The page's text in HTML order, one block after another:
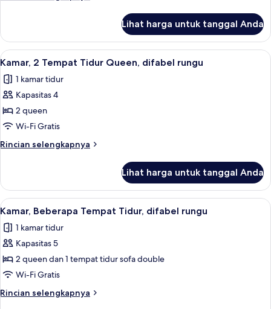
Tidur
Kamar,
Beberapa
Tempat
Lihat harga untuk tanggal Anda
Lihat
semua
foto
untuk
Kamar,
2
Tempat
Tidur
difabel
rungu
Seprai premium, meja kerja, dan
5
Kamar, 2 Tempat Tidur Queen, difabel rungu
1 kamar tidur
Kapasitas 4
2 queen
Wi-Fi Gratis
Rincian selengkapnya
Rincian
Kamar,
Tempat
Queen,
difabel
Lihat harga untuk tanggal Anda
Lihat
semua
foto
untuk
Kamar,
Beberapa
Tempat
Tidur,
Seprai premium, meja kerja, dan
5
Kamar, Beberapa Tempat Tidur, difabel rungu
1 kamar tidur
Kapasitas 5
2 queen dan 1 tempat tidur sofa double
Wi-Fi Gratis
Rincian selengkapnya
Rincian